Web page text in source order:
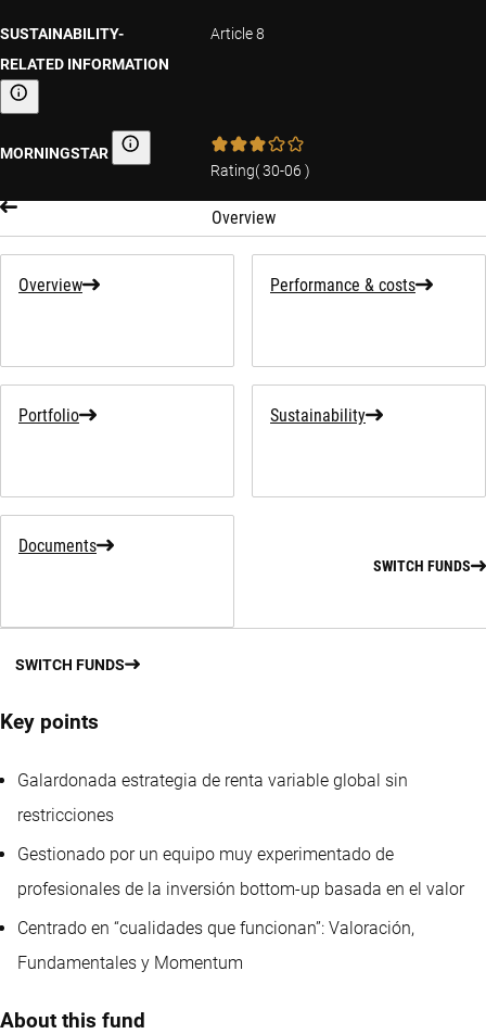
SUSTAINABILITY-
RELATED INFORMATION
Sustainability-related information
Article 8
MORNINGSTAR Morningstar
Rating(30-06 )
Overview
Overview Performance & costs
Portfolio Sustainability
Documents
SWITCH FUNDS
SWITCH FUNDS
Key points
Galardonada estrategia de renta variable global sin
restricciones
Gestionado por un equipo muy experimentado de
profesionales de la inversión bottom-up basada en el valor
Centrado en “cualidades que funcionan”: Valoración,
Fundamentales y Momentum
About this fund